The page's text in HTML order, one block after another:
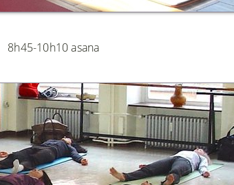
8h45-10h10 asana